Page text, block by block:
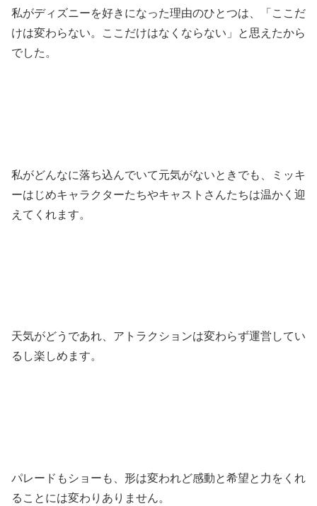
私がディズニーを好きになった理由のひとつは、「ここだ
けは変わらない。ここだけはなくならない」と思えたから
でした。
私がどんなに落ち込んでいて元気がないときでも、ミッキ
ーはじめキャラクターたちやキャストさんたちは温かく迎
えてくれます。
天気がどうであれ、アトラクションは変わらず運営してい
るし楽しめます。
パレードもショーも、形は変われど感動と希望と力をくれ
ることには変わりありません。